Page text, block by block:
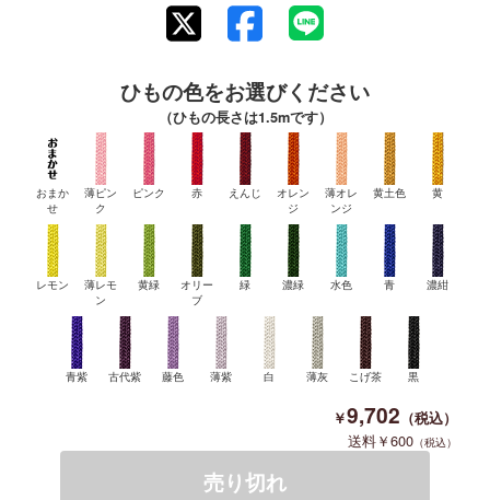
ひもの色をお選びください
（ひもの長さは1.5mです）
おまか
せ
薄ピン
ク
ピンク 赤 えんじ
オレン
ジ
薄オレ
ンジ
黄土色 黄
レモン
薄レモ
ン
黄緑
オリー
ブ
緑 濃緑 水色 青 濃紺
青紫 古代紫 藤色 薄紫 白 薄灰 こげ茶 黒
9,702
600